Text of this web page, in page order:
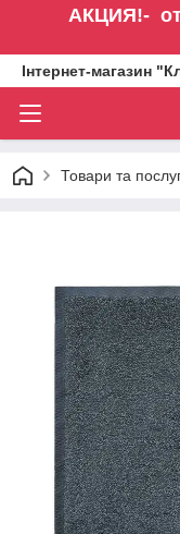
АКЦИЯ!-
Інтернет-магазин
Товари та